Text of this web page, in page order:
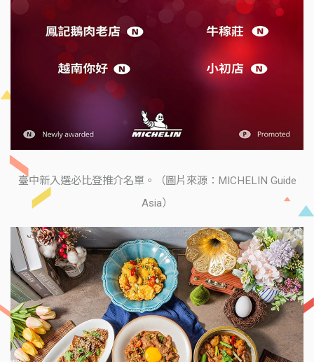
臺中新入選必比登推介名單。（圖片來源：MICHELIN Guide
Asia）